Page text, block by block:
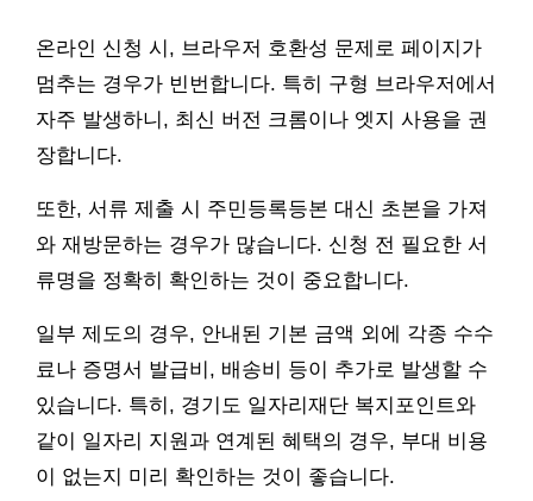
온라인 신청 시, 브라우저 호환성 문제로 페이지가
멈추는 경우가 빈번합니다. 특히 구형 브라우저에서
자주 발생하니, 최신 버전 크롬이나 엣지 사용을 권
장합니다.
또한, 서류 제출 시 주민등록등본 대신 초본을 가져
와 재방문하는 경우가 많습니다. 신청 전 필요한 서
류명을 정확히 확인하는 것이 중요합니다.
일부 제도의 경우, 안내된 기본 금액 외에 각종 수수
료나 증명서 발급비, 배송비 등이 추가로 발생할 수
있습니다. 특히, 경기도 일자리재단 복지포인트와
같이 일자리 지원과 연계된 혜택의 경우, 부대 비용
이 없는지 미리 확인하는 것이 좋습니다.